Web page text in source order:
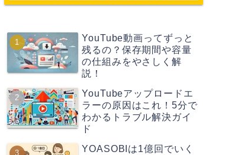
YouTube動画ってずっと
残るの？保存期間や容量
の仕組みをやさしく解
説！
YouTubeアップロードエ
ラーの原因はこれ！5分で
わかるトラブル解決ガイ
ド
YOASOBIは1億回でいく